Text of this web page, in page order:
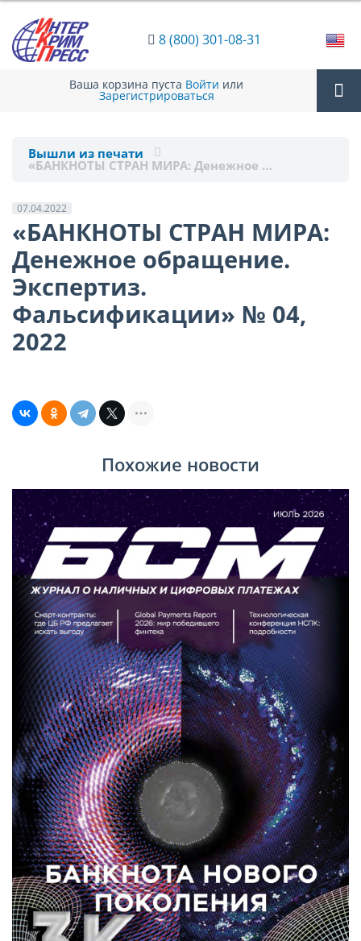
8 (800) 301-08-31
Ваша корзина пуста Войти или
Зарегистрироваться
Вышли из печати
«БАНКНОТЫ СТРАН МИРА: Денежное …
07.04.2022
«БАНКНОТЫ СТРАН МИРА:
Денежное обращение.
Экспертиз.
Фальсификации» № 04,
2022
Похожие новости